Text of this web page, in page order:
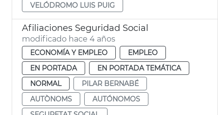
VELÓDROMO LUIS PUIG
Afiliaciones Seguridad Social
modificado hace 4 años
ECONOMÍA Y EMPLEO
EMPLEO
EN PORTADA
EN PORTADA TEMÁTICA
NORMAL
PILAR BERNABÉ
AUTÒNOMS
AUTÓNOMOS